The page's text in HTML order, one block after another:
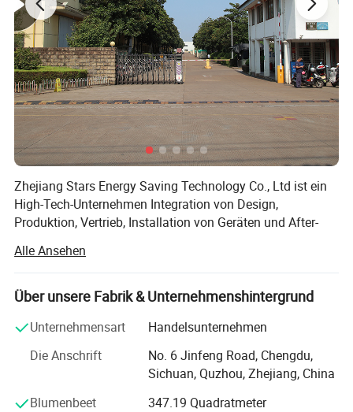
Zhejiang Stars Energy Saving Technology Co., Ltd ist ein
High-Tech-Unternehmen Integration von Design,
Produktion, Vertrieb, Installation von Geräten und After-
Co., Ltd. In China. Das Unternehmen verfügt über 20 Jahre
Erfahrung im Bereich der Luftkompressoren und
Bohranlagen. Wir integrieren inländische hochwertige
Beschaffungsplan bieten.
Es gibt mehr als 100 professionelle und technische
Mitarbeiter, und der ursprüngliche Ersatzteilbestand von
Kaishan ist ausreichend. Bieten Sie Ihren Kunden einen
Alle Ansehen
Über unsere Fabrik & Unternehmenshintergrund
Unternehmensart
Handelsunternehmen
Die Anschrift
No. 6 Jinfeng Road, Chengdu,
Sichuan, Quzhou, Zhejiang, China
Blumenbeet
347.19 Quadratmeter